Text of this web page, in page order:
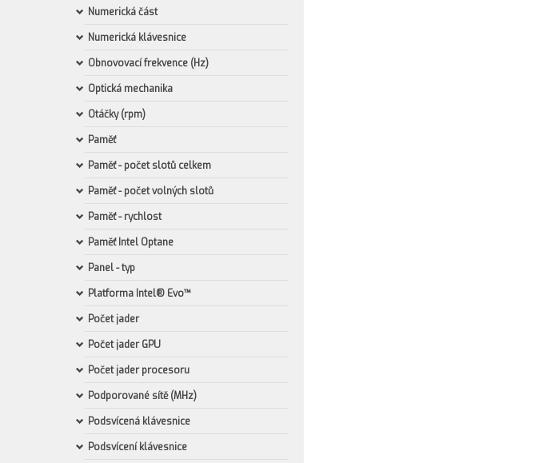
Numerická část
Numerická klávesnice
Obnovovací frekvence (Hz)
Optická mechanika
Otáčky (rpm)
Paměť
Paměť - počet slotů celkem
Paměť - počet volných slotů
Paměť - rychlost
Paměť Intel Optane
Panel - typ
Platforma Intel® Evo™
Počet jader
Počet jader GPU
Počet jader procesoru
Podporované sítě (MHz)
Podsvícená klávesnice
Podsvícení klávesnice